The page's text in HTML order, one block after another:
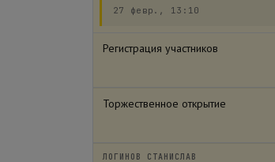
27 февр., 13:10
Регистрация участников
Торжественное открытие
ЛОГИНОВ СТАНИСЛАВ